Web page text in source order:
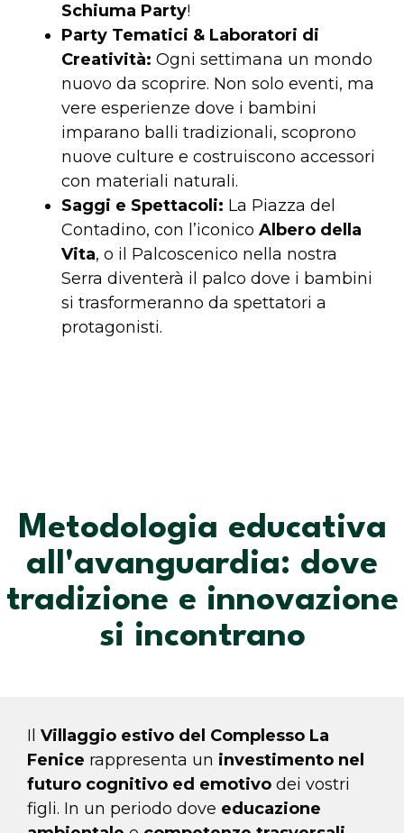
Schiuma Party!
Party Tematici & Laboratori di
Creatività: Ogni settimana un mondo
nuovo da scoprire. Non solo eventi, ma
vere esperienze dove i bambini
imparano balli tradizionali, scoprono
nuove culture e costruiscono accessori
con materiali naturali.
Saggi e Spettacoli: La Piazza del
Contadino, con l’iconico Albero della
Vita, o il Palcoscenico nella nostra
Serra diventerà il palco dove i bambini
si trasformeranno da spettatori a
protagonisti.
Metodologia educativa
all'avanguardia: dove
tradizione e innovazione
si incontrano
Il Villaggio estivo del Complesso La
Fenice rappresenta un investimento nel
futuro cognitivo ed emotivo dei vostri
figli. In un periodo dove educazione